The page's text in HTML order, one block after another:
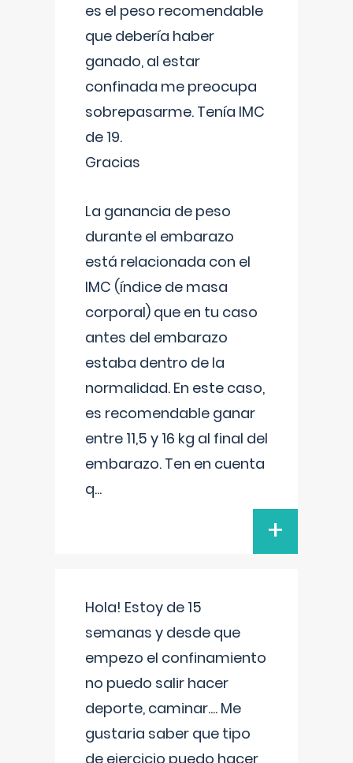
es el peso recomendable
que debería haber
ganado, al estar
confinada me preocupa
sobrepasarme. Tenía IMC
de 19.
Gracias
La ganancia de peso
durante el embarazo
está relacionada con el
IMC (índice de masa
corporal) que en tu caso
antes del embarazo
estaba dentro de la
normalidad. En este caso,
es recomendable ganar
entre 11,5 y 16 kg al final del
embarazo. Ten en cuenta
q...
+
Hola! Estoy de 15
semanas y desde que
empezo el confinamiento
no puedo salir hacer
deporte, caminar.... Me
gustaria saber que tipo
de ejercicio puedo hacer